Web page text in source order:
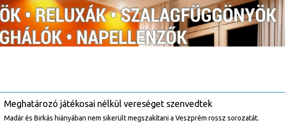
Meghatározó játékosai nélkül vereséget szenvedtek
Madár és Birkás hiányában nem sikerült megszakítani a Veszprém rossz sorozatát.